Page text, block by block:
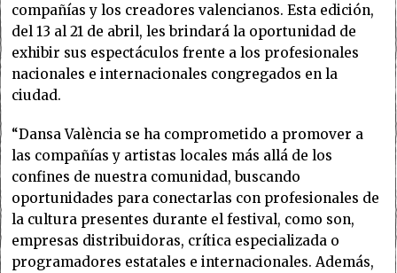
compañías y los creadores valencianos. Esta edición,
del 13 al 21 de abril, les brindará la oportunidad de
exhibir sus espectáculos frente a los profesionales
nacionales e internacionales congregados en la
ciudad.
“Dansa València se ha comprometido a promover a
las compañías y artistas locales más allá de los
confines de nuestra comunidad, buscando
oportunidades para conectarlas con profesionales de
la cultura presentes durante el festival, como son,
empresas distribuidoras, crítica especializada o
programadores estatales e internacionales. Además,